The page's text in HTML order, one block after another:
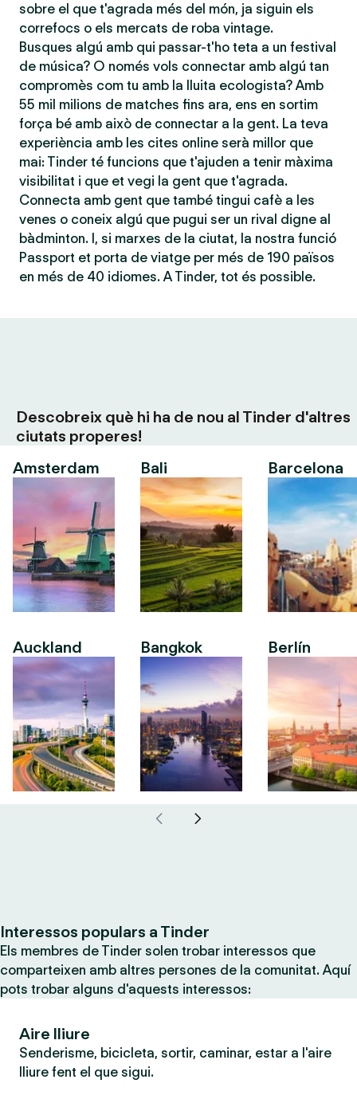
sobre el que t'agrada més del món, ja siguin els
correfocs o els mercats de roba vintage.
Busques algú amb qui passar-t'ho teta a un festival
de música? O només vols connectar amb algú tan
compromès com tu amb la lluita ecologista? Amb
55 mil milions de matches fins ara, ens en sortim
força bé amb això de connectar a la gent. La teva
experiència amb les cites online serà millor que
mai: Tinder té funcions que t'ajuden a tenir màxima
visibilitat i que et vegi la gent que t'agrada.
Connecta amb gent que també tingui cafè a les
venes o coneix algú que pugui ser un rival digne al
bàdminton. I, si marxes de la ciutat, la nostra funció
Passport et porta de viatge per més de 190 països
en més de 40 idiomes. A Tinder, tot és possible.
Descobreix què hi ha de nou al Tinder d'altres
ciutats properes!
Amsterdam
Auckland
Bali
Bangkok
Barcelona
Berlín
Interessos populars a Tinder
Els membres de Tinder solen trobar interessos que
comparteixen amb altres persones de la comunitat. Aquí
pots trobar alguns d'aquests interessos:
Aire lliure
Senderisme, bicicleta, sortir, caminar, estar a l'aire
lliure fent el que sigui.